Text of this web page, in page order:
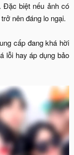
Đặc biệt nếu ảnh có
nên đáng lo ngại.
cấp đang khá hời
lỗi hay áp dụng bảo